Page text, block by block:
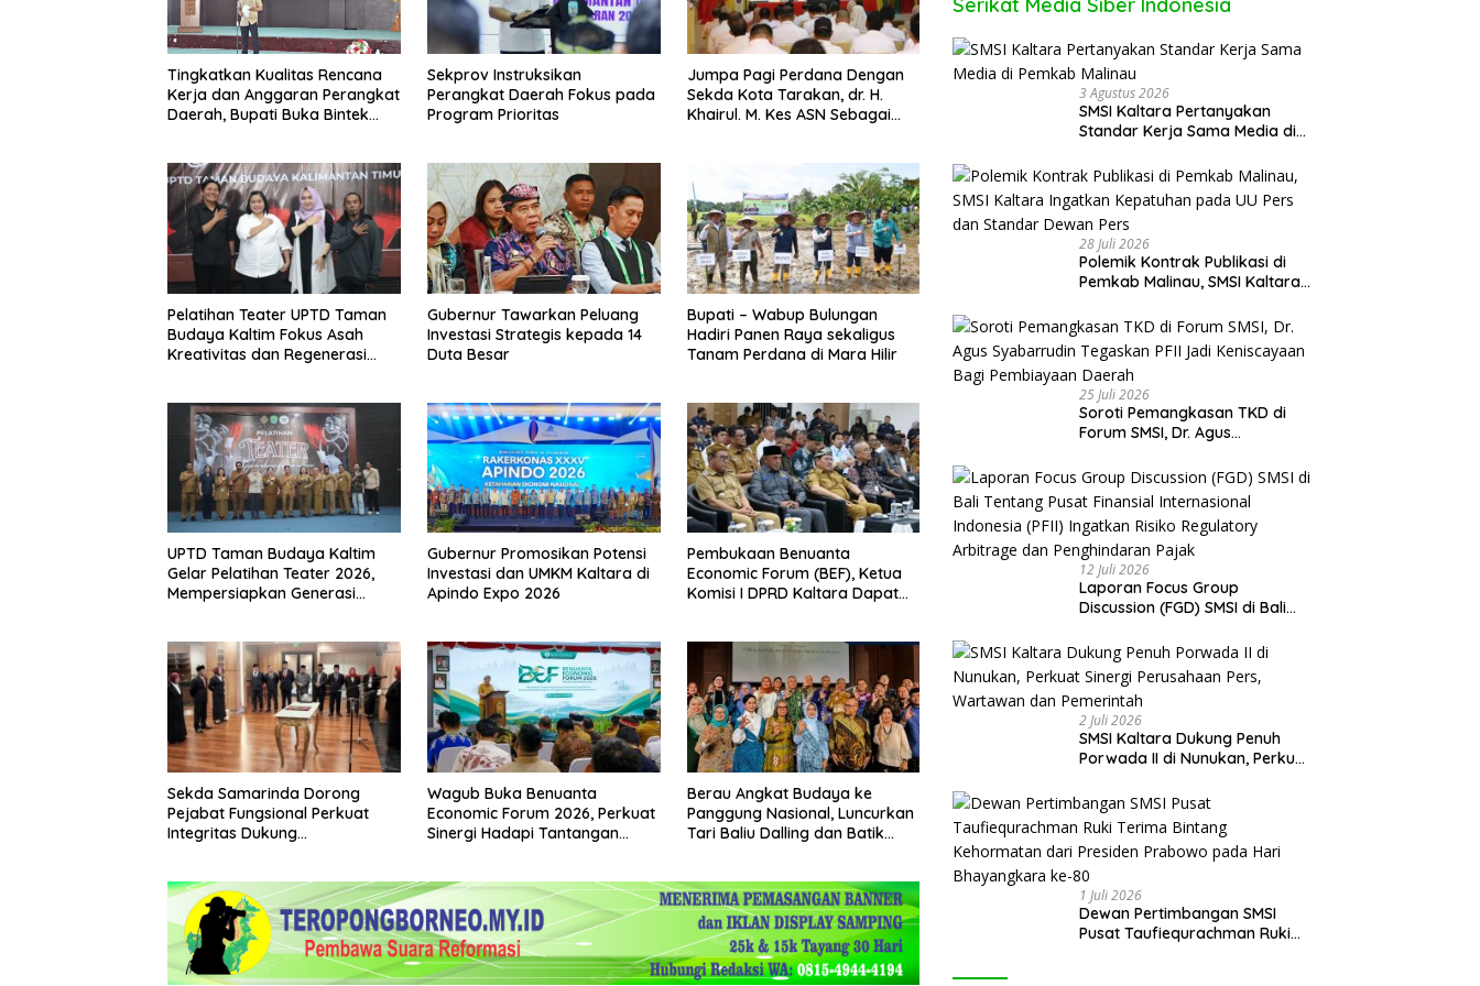
Tingkatkan Kualitas Rencana
Kerja dan Anggaran Perangkat
Daerah, Bupati Buka Bintek
Sekprov Instruksikan
Perangkat Daerah Fokus pada
Program Prioritas
Jumpa Pagi Perdana Dengan
Sekda Kota Tarakan, dr. H.
Khairul. M. Kes ASN Sebagai
Pelatihan Teater UPTD Taman
Budaya Kaltim Fokus Asah
Kreativitas dan Regenerasi
Gubernur Tawarkan Peluang
Investasi Strategis kepada 14
Duta Besar
Bupati – Wabup Bulungan
Hadiri Panen Raya sekaligus
Tanam Perdana di Mara Hilir
UPTD Taman Budaya Kaltim
Gelar Pelatihan Teater 2026,
Mempersiapkan Generasi
Gubernur Promosikan Potensi
Investasi dan UMKM Kaltara di
Apindo Expo 2026
Pembukaan Benuanta
Economic Forum (BEF), Ketua
Komisi I DPRD Kaltara Dapat
Sekda Samarinda Dorong
Pejabat Fungsional Perkuat
Integritas Dukung
Wagub Buka Benuanta
Economic Forum 2026, Perkuat
Sinergi Hadapi Tantangan
Berau Angkat Budaya ke
Panggung Nasional, Luncurkan
Tari Baliu Dalling dan Batik
3 Agustus 2026
SMSI Kaltara Pertanyakan
Standar Kerja Sama Media di
28 Juli 2026
Polemik Kontrak Publikasi di
Pemkab Malinau, SMSI Kaltara
Pers dan Standar Dewan Pers
25 Juli 2026
Soroti Pemangkasan TKD di
Forum SMSI, Dr. Agus
Keniscayaan Bagi Pembiayaan
Daerah
12 Juli 2026
Laporan Focus Group
Discussion (FGD) SMSI di Bali
Internasional Indonesia (PFII)
Ingatkan Risiko Regulatory
Arbitrage dan Penghindaran
Pajak
2 Juli 2026
SMSI Kaltara Dukung Penuh
Porwada II di Nunukan, Perkuat
Wartawan dan Pemerintah
1 Juli 2026
Dewan Pertimbangan SMSI
Pusat Taufiequrachman Ruki